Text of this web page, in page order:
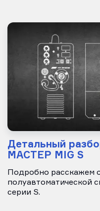
Детальный
МАСТЕР MIG S
Подробно расскажем
полуавтоматической
серии S.